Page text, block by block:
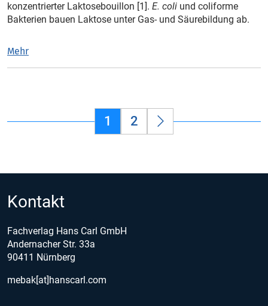
konzentrierter Laktosebouillon [1]. E. coli und coliforme
Bakterien bauen Laktose unter Gas- und Säurebildung ab.
Mehr
1 2
Kontakt
Fachverlag Hans Carl GmbH
Andernacher Str. 33a
90411 Nürnberg
mebak[at]hanscarl.com